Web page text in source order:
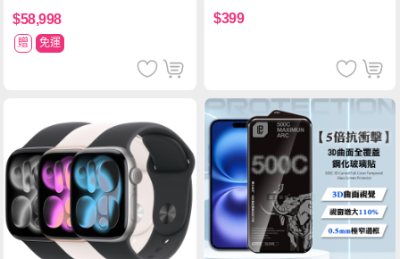
$58,998
贈 免運
$399